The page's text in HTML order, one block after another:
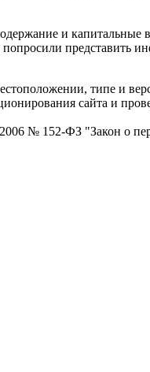
и
представить
типе и
сайта и
№ 152-ФЗ "Закон о